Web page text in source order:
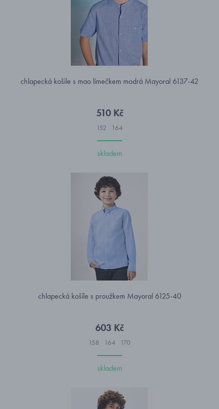
chlapecká košile s mao límečkem modrá Mayoral 6137-42
510 Kč
152 164
skladem
chlapecká košile s proužkem Mayoral 6125-40
603 Kč
158 164 170
skladem